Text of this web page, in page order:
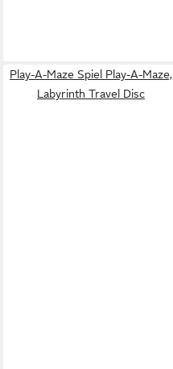
Play-A-Maze Spiel Play-A-Maze,
Labyrinth Travel Disc